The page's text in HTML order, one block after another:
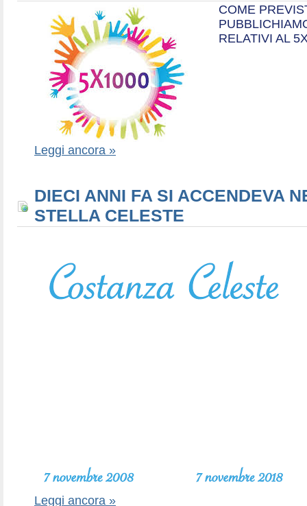
COME
RELATIVI AL
Leggi ancora »
DIECI ANNI FA SI ACCENDEVA
STELLA CELESTE
Leggi ancora »